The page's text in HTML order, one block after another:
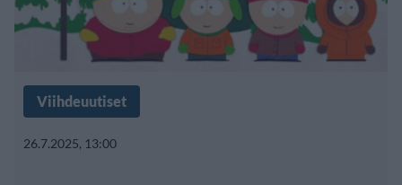
Viihdeuutiset
26.7.2025, 13:00